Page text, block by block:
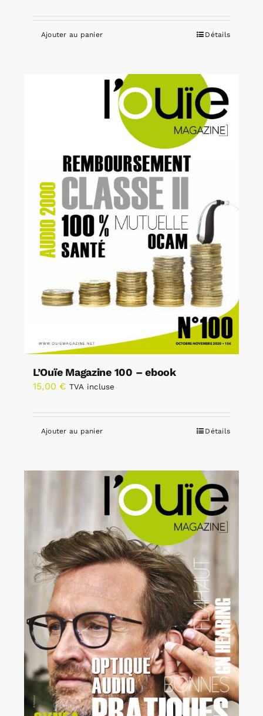
Ajouter au panier Détails
L’Ouïe Magazine 100 – ebook
15,00 € TVA incluse
Ajouter au panier Détails